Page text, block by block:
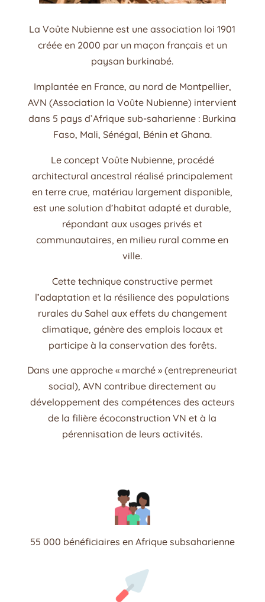
La Voûte Nubienne est une association loi 1901
créée en 2000 par un maçon français et un
paysan burkinabé.
Implantée en France, au nord de Montpellier,
AVN (Association la Voûte Nubienne) intervient
dans 5 pays d’Afrique sub-saharienne : Burkina
Faso, Mali, Sénégal, Bénin et Ghana.
Le concept Voûte Nubienne, procédé
architectural ancestral réalisé principalement
en terre crue, matériau largement disponible,
est une solution d’habitat adapté et durable,
répondant aux usages privés et
communautaires, en milieu rural comme en
ville.
Cette technique constructive permet
l’adaptation et la résilience des populations
rurales du Sahel aux effets du changement
climatique, génère des emplois locaux et
participe à la conservation des forêts.
Dans une approche « marché » (entrepreneuriat
social), AVN contribue directement au
développement des compétences des acteurs
de la filière écoconstruction VN et à la
pérennisation de leurs activités.
55 000 bénéficiaires en Afrique subsaharienne